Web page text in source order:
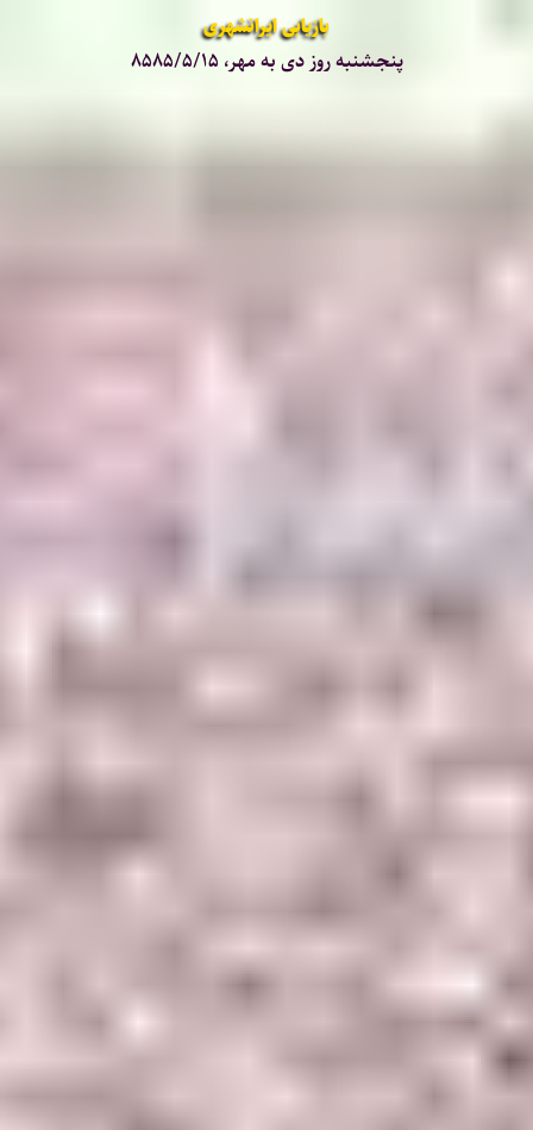
بازیابی ایرانشهری
پنجشنبه روز دی به مهر، ۸۵۸۵/۵/۱۵